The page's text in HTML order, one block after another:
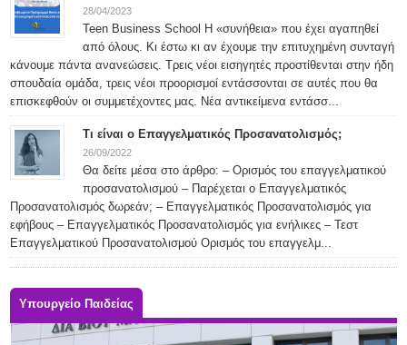
28/04/2023
Teen Business School Η «συνήθεια» που έχει αγαπηθεί
από όλους. Κι έστω κι αν έχουμε την επιτυχημένη συνταγή
κάνουμε πάντα ανανεώσεις. Τρεις νέοι εισηγητές προστίθενται στην ήδη
σπουδαία ομάδα, τρεις νέοι προορισμοί εντάσσονται σε αυτές που θα
επισκεφθούν οι συμμετέχοντες μας. Νέα αντικείμενα εντάσσ...
Τι είναι ο Επαγγελματικός Προσανατολισμός;
26/09/2022
Θα δείτε μέσα στο άρθρο: – Ορισμός του επαγγελματικού
προσανατολισμού – Παρέχεται ο Επαγγελματικός
Προσανατολισμός δωρεάν; – Επαγγελματικός Προσανατολισμός για
εφήβους – Επαγγελματικός Προσανατολισμός για ενήλικες – Τεστ
Επαγγελματικού Προσανατολισμού Ορισμός του επαγγελμ...
Υπουργείο Παιδείας